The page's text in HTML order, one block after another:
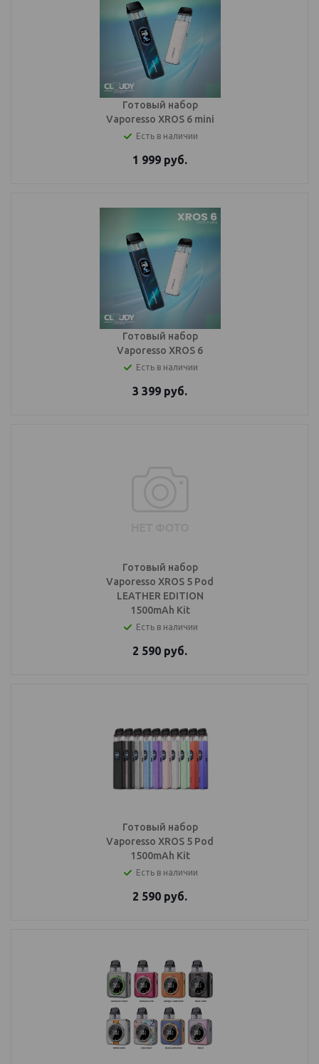
Готовый набор
Vaporesso XROS 6 mini
Есть в наличии
1 999 руб.
Готовый набор
Vaporesso XROS 6
Есть в наличии
3 399 руб.
Готовый набор
Vaporesso XROS 5 Pod
LEATHER EDITION
1500mAh Kit
Есть в наличии
2 590 руб.
Готовый набор
Vaporesso XROS 5 Pod
1500mAh Kit
Есть в наличии
2 590 руб.